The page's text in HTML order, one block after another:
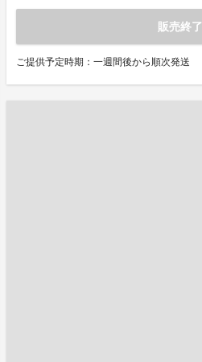
販売終了
ご提供予定時期：一週間後から順次発送